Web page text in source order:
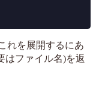
れを展開するにあ
はファイル名)を返